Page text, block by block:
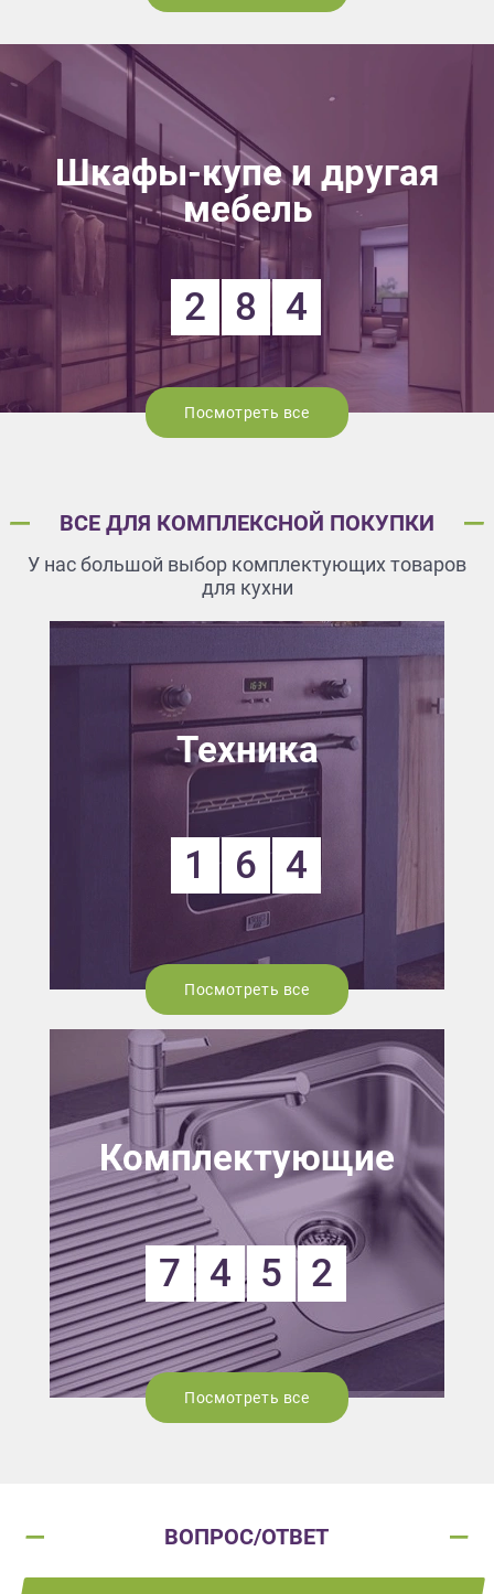
Шкафы-купе и другая
мебель
2 8 4
Посмотреть все
ВСЕ ДЛЯ КОМПЛЕКСНОЙ ПОКУПКИ
У нас большой выбор комплектующих товаров
для кухни
Техника
1 6 4
Посмотреть все
Комплектующие
7 4 5 2
Посмотреть все
ВОПРОС/ОТВЕТ